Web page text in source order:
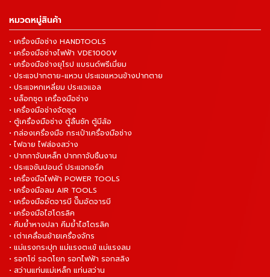
หมวดหมู่สินค้า
• เครื่องมือช่าง HANDTOOLS
• เครื่องมือช่างไฟฟ้า VDE1000V
• เครื่องมือช่างยุโรป แบรนด์พรีเมี่ยม
• ประแจปากตาย-แหวน ประแจแหวนข้างปากตาย
• ประแจหกเหลี่ยม ประแจแอล
• บล็อกชุด เครื่องมือช่าง
• เครื่องมือช่างจัดชุด
• ตู้เครื่องมือช่าง ตู้ลิ้นชัก ตู้มีล้อ
• กล่องเครื่องมือ กระเป๋าเครื่องมือช่าง
• ไฟฉาย ไฟส่องสว่าง
• ปากกาจับเหล็ก ปากกาจับชิ้นงาน
• ประแจขันปอนด์ ประแจทอร์ค
• เครื่องมือไฟฟ้า POWER TOOLS
• เครื่องมือลม AIR TOOLS
• เครื่องมืออัดจารบี ปั๊มอัดจารบี
• เครื่องมือไฮโดรลิค
• คีมย้ำหางปลา คีมย้ำไฮโดรลิค
• เต่าเคลื่อนย้ายเครื่องจักร
• แม่แรงกระปุก แม่แรงตะเข้ แม่แรงลม
• รอกโซ่ รอดโยก รอกไฟฟ้า รอกสลิง
• สว่านแท่นแม่เหล็ก แท่นสว่าน